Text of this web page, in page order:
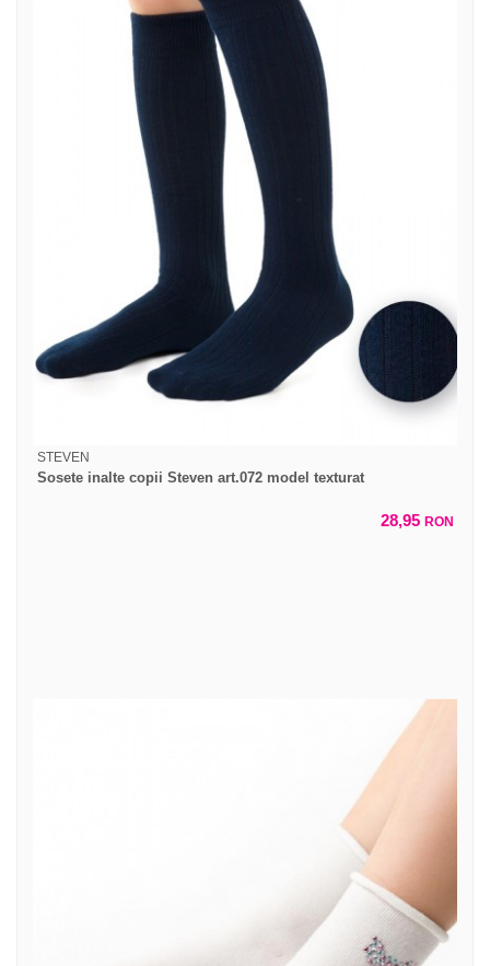
STEVEN
Sosete inalte copii Steven art.072 model texturat
28,95 RON